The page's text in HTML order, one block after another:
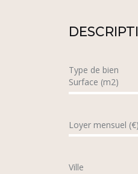
Type de bien
Surface (m2)
Loyer mensuel (€)
Ville